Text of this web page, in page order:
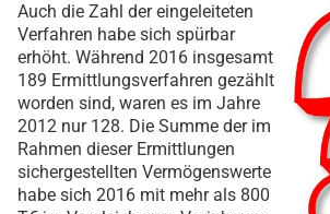
Auch die Zahl der eingeleiteten
Verfahren habe sich spürbar
erhöht. Während 2016 insgesamt
189 Ermittlungsverfahren gezählt
worden sind, waren es im Jahre
2012 nur 128. Die Summe der im
Rahmen dieser Ermittlungen
sichergestellten Vermögenswerte
habe sich 2016 mit mehr als 800